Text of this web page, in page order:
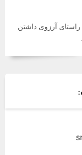
آرزوی داشتن